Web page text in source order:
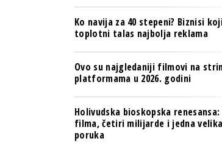
TECH I
BIZNIS
PULS
NOVO
PULS
Ko navija za 40 stepeni? Biznisi
toplotni talas najbolja reklama
Ovo su najgledaniji filmovi na
platformama u 2026. godini
Holivudska bioskopska
filma, četiri milijarde i jedna velika
poruka